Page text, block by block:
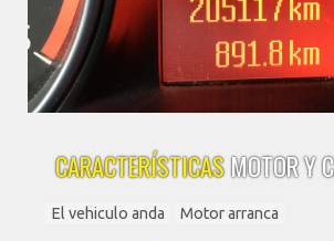
CARACTERÍSTICASMOTOR Y
El vehiculo anda Motor arranca